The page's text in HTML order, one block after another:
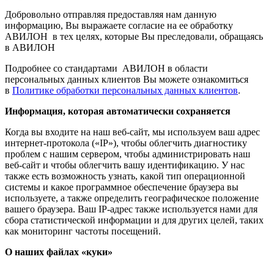
Добровольно отправляя предоставляя нам данную
информацию, Вы выражаете согласие на ее обработку
АВИЛОН в тех целях, которые Вы преследовали, обращаясь
в АВИЛОН
Подробнее со стандартами АВИЛОН в области
персональных данных клиентов Вы можете ознакомиться
в Политике обработки персональных данных клиентов.
Информация, которая автоматически сохраняется
Когда вы входите на наш веб-сайт, мы используем ваш адрес
интернет-протокола («IP»), чтобы облегчить диагностику
проблем с нашим сервером, чтобы администрировать наш
веб-сайт и чтобы облегчить вашу идентификацию. У нас
также есть возможность узнать, какой тип операционной
системы и какое программное обеспечение браузера вы
используете, а также определить географическое положение
вашего браузера. Ваш IP-адрес также используется нами для
сбора статистической информации и для других целей, таких
как мониторинг частоты посещений.
О наших файлах «куки»